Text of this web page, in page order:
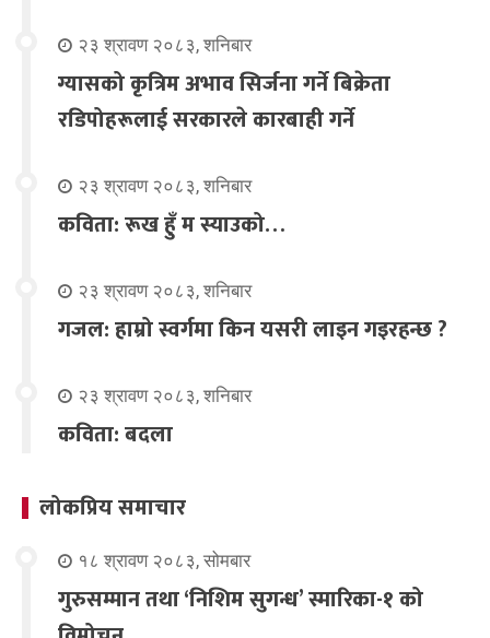
२३ श्रावण २०८३, शनिबार
ग्यासको कृत्रिम अभाव सिर्जना गर्ने बिक्रेता
रडिपोहरूलाई सरकारले कारबाही गर्ने
२३ श्रावण २०८३, शनिबार
कविता: रूख हुँ म स्याउको…
२३ श्रावण २०८३, शनिबार
गजल: हाम्रो स्वर्गमा किन यसरी लाइन गइरहन्छ ?
२३ श्रावण २०८३, शनिबार
कविता: बदला
लोकप्रिय समाचार
१८ श्रावण २०८३, सोमबार
गुरुसम्मान तथा ‘निशिम सुगन्ध’ स्मारिका-१ को